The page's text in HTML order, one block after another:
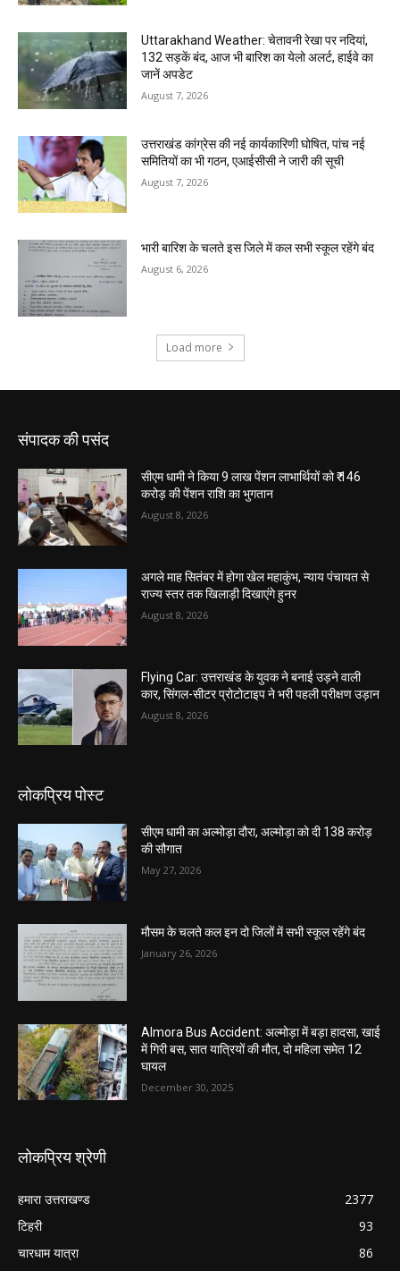
संपादक की पसंद
सीएम धामी ने किया 9 लाख पेंशन लाभार्थियों को ₹ 146
करोड़ की पेंशन राशि का भुगतान
August 8, 2026
अगले माह सितंबर में होगा खेल महाकुंभ, न्याय पंचायत से
राज्य स्तर तक खिलाड़ी दिखाएंगे हुनर
August 8, 2026
Flying Car: उत्तराखंड के युवक ने बनाई उड़ने वाली
कार, सिंगल-सीटर प्रोटोटाइप ने भरी पहली परीक्षण उड़ान
August 8, 2026
लोकप्रिय पोस्ट
सीएम धामी का अल्मोड़ा दौरा, अल्मोड़ा को दी 138 करोड़
की सौगात
May 27, 2026
मौसम के चलते कल इन दो जिलों में सभी स्कूल रहेंगे बंद
January 26, 2026
Almora Bus Accident: अल्मोड़ा में बड़ा हादसा, खाई
में गिरी बस, सात यात्रियों की मौत, दो महिला समेत 12
घायल
December 30, 2025
लोकप्रिय श्रेणी
हमारा उत्तराखण्ड
2377
टिहरी
93
चारधाम यात्रा
86